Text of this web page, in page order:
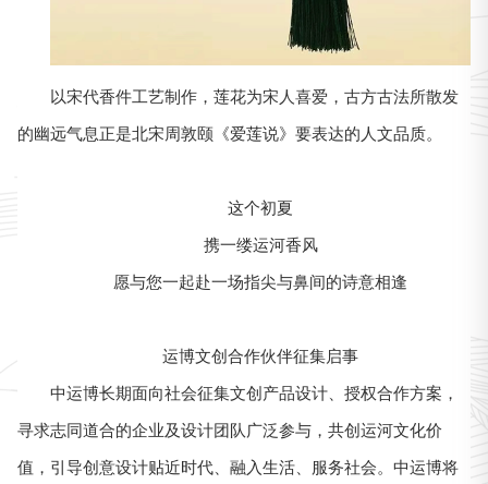
以宋代香件工艺制作，莲花为宋人喜爱，古方古法所散发
的幽远气息正是北宋周敦颐《爱莲说》要表达的人文品质。
这个初夏
携一缕运河香风
愿与您一起赴一场指尖与鼻间的诗意相逢
运博文创合作伙伴征集启事
中运博长期面向社会征集文创产品设计、授权合作方案，
寻求志同道合的企业及设计团队广泛参与，共创运河文化价
值，引导创意设计贴近时代、融入生活、服务社会。中运博将